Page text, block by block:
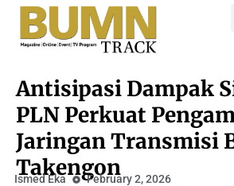
Antisipasi Dampak
PLN Perkuat
Jaringan Transmisi
Takengon
Ismed Eka February 2, 2026